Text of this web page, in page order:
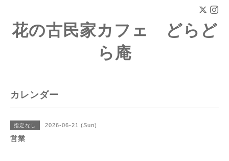
花の古民家カフェ どらど
ら庵
カレンダー
指定なし 2026-06-21 (Sun)
営業